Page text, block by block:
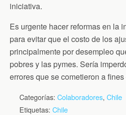
iniciativa.
Es urgente hacer reformas en la
para evitar que el costo de los
principalmente por desempleo
pobres y las pymes. Sería
errores que se cometieron a
Categorías: Colaboradores, Chile
Etiquetas: Chile